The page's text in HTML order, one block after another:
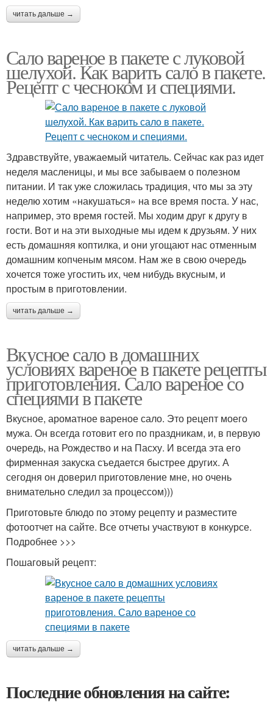
читать дальше →
Сало вареное в пакете с луковой
шелухой. Как варить сало в пакете.
Рецепт с чесноком и специями.
Здравствуйте, уважаемый читатель. Сейчас как раз идет
неделя масленицы, и мы все забываем о полезном
питании. И так уже сложилась традиция, что мы за эту
неделю хотим «накушаться» на все время поста. У нас,
например, это время гостей. Мы ходим друг к другу в
гости. Вот и на эти выходные мы идем к друзьям. У них
есть домашняя коптилка, и они угощают нас отменным
домашним копченым мясом. Нам же в свою очередь
хочется тоже угостить их, чем нибудь вкусным, и
простым в приготовлении.
читать дальше →
Вкусное сало в домашних
условиях вареное в пакете рецепты
приготовления. Сало вареное со
специями в пакете
Вкусное, ароматное вареное сало. Это рецепт моего
мужа. Он всегда готовит его по праздникам, и, в первую
очередь, на Рождество и на Пасху. И всегда эта его
фирменная закуска съедается быстрее других. А
сегодня он доверил приготовление мне, но очень
внимательно следил за процессом)))
Приготовьте блюдо по этому рецепту и разместите
фотоотчет на сайте. Все отчеты участвуют в конкурсе.
Подробнее >>>
Пошаговый рецепт:
читать дальше →
Последние обновления на сайте: